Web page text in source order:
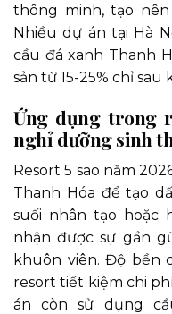
thông minh, tạo
Nhiều dự án tại Hà
cầu đá xanh Thanh
sản từ 15-25% chỉ sau
Ứng dụng trong
nghỉ dưỡng sinh
Resort 5 sao năm
Thanh Hóa để tạo
suối nhân tạo hoặc
nhận được sự gần
khuôn viên. Độ bền
resort tiết kiệm chi
án còn sử dụng